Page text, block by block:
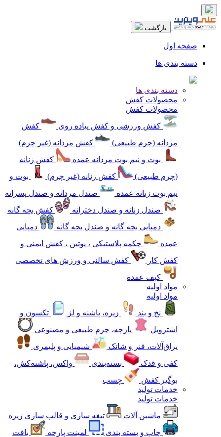
بازگشت
صفحه اول
دسته بندی ها
دسته بندی ها
محصولات کفش
محصولات کفش
کفش ورزشی و کفش پیاده روی
کفش
مردانه (چرم طبیعی)
کفش مردانه (غیر چرم)
بوت و نیم بوت مردانه عمده
کفش زنانه
(چرم طبیعی)
کفش زنانه (غیر چرم)
بوت و
نیم بوت زنانه عمده
صندل مردانه و صندل پسرانه
صندل زنانه و صندل دخترانه
کفش بچه گانه
دمپایی بچه گانه و صندل بچه گانه
دمپایی
عمده
چکمه پلاستیکی ، پوتین ، کفش ایمنی و
کفش کار
کفش سالنی و ورزش های تخصصی
کیف عمده
مواد اولیه
مواد اولیه
نخ و بند
زیره، پاشنه و لژ
تکسون و
اشتروبل
پارچه، چرم طبیعی و مصنوعی
یراق‌آلات، فنر و شانک
شیمیایی و پلیمری
کفی و قدک
بسته‌بندی
واکس، پاشنه‌کش،
بوگیر کفش
چسب
خدمات تولید
خدمات تولید
ماشین آلات
تیغه سازی و قالب سازی زیره
چاپ و بسته بندی
لمینت پارچه
بافت